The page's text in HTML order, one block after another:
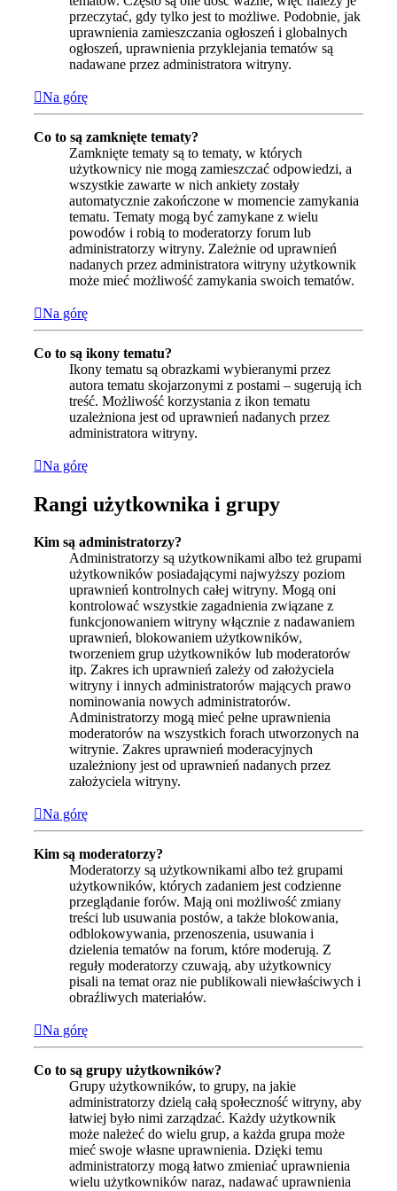
przeczytać, gdy tylko jest to możliwe. Podobnie, jak
uprawnienia zamieszczania ogłoszeń i globalnych
ogłoszeń, uprawnienia przyklejania tematów są
nadawane przez administratora witryny.
Na górę
Co to są zamknięte tematy?
Zamknięte tematy są to tematy, w których
użytkownicy nie mogą zamieszczać odpowiedzi, a
wszystkie zawarte w nich ankiety zostały
automatycznie zakończone w momencie zamykania
tematu. Tematy mogą być zamykane z wielu
powodów i robią to moderatorzy forum lub
administratorzy witryny. Zależnie od uprawnień
nadanych przez administratora witryny użytkownik
może mieć możliwość zamykania swoich tematów.
Na górę
Co to są ikony tematu?
Ikony tematu są obrazkami wybieranymi przez
autora tematu skojarzonymi z postami – sugerują ich
treść. Możliwość korzystania z ikon tematu
uzależniona jest od uprawnień nadanych przez
administratora witryny.
Na górę
Rangi użytkownika i grupy
Kim są administratorzy?
Administratorzy są użytkownikami albo też grupami
użytkowników posiadającymi najwyższy poziom
uprawnień kontrolnych całej witryny. Mogą oni
kontrolować wszystkie zagadnienia związane z
funkcjonowaniem witryny włącznie z nadawaniem
uprawnień, blokowaniem użytkowników,
tworzeniem grup użytkowników lub moderatorów
itp. Zakres ich uprawnień zależy od założyciela
witryny i innych administratorów mających prawo
nominowania nowych administratorów.
Administratorzy mogą mieć pełne uprawnienia
moderatorów na wszystkich forach utworzonych na
witrynie. Zakres uprawnień moderacyjnych
uzależniony jest od uprawnień nadanych przez
założyciela witryny.
Na górę
Kim są moderatorzy?
Moderatorzy są użytkownikami albo też grupami
użytkowników, których zadaniem jest codzienne
przeglądanie forów. Mają oni możliwość zmiany
treści lub usuwania postów, a także blokowania,
odblokowywania, przenoszenia, usuwania i
dzielenia tematów na forum, które moderują. Z
reguły moderatorzy czuwają, aby użytkownicy
pisali na temat oraz nie publikowali niewłaściwych i
obraźliwych materiałów.
Na górę
Co to są grupy użytkowników?
Grupy użytkowników, to grupy, na jakie
administratorzy dzielą całą społeczność witryny, aby
łatwiej było nimi zarządzać. Każdy użytkownik
może należeć do wielu grup, a każda grupa może
mieć swoje własne uprawnienia. Dzięki temu
administratorzy mogą łatwo zmieniać uprawnienia
wielu użytkowników naraz, nadawać uprawnienia